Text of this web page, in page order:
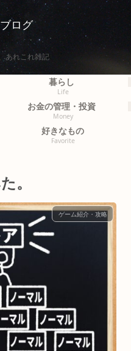
ログ
あれこれ雑記
暮らし
Life
お金の管理・投資
Money
好きなもの
Favorite
。
ゲーム紹介・攻略